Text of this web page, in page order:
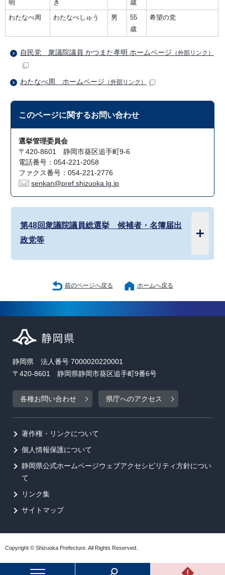
明
き
歳
わたなべ周 わたなべしゅう 男
55
歳
希望の党
自民党 衆議院議員 かつまた孝明 ホームページ （外部リンク）
わたなべ周 ホームページ （外部リンク）
このページに関するお問い合わせ
選挙管理委員会
〒420-8601 静岡市葵区追手町9-6
電話番号：054-221-2058
ファクス番号：054-221-2776
senkan@pref.shizuoka.lg.jp
第48回衆議院議員総選挙 候補者・名簿届出
政党等
前のページへ戻る ホームへ戻る
静岡県 法人番号 7000020220001
〒420-8601 静岡県静岡市葵区追手町9番6号
各種お問い合わせ 県庁へのアクセス
著作権・リンクについて
個人情報保護について
静岡県公式ホームページウェブアクセシビリティ方針につい
て
リンク集
サイトマップ
Copyright © Shizuoka Prefecture. All Rights Reserved.